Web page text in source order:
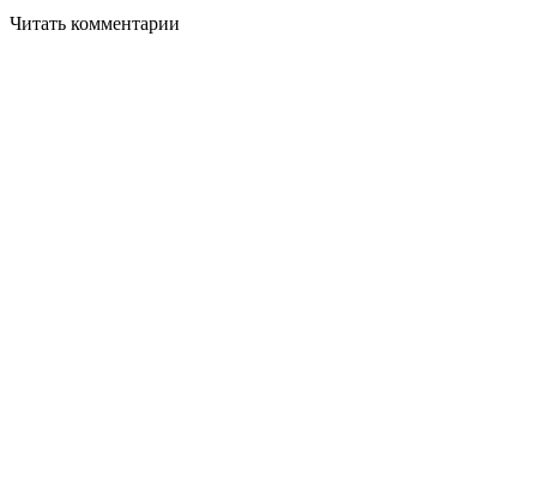
Читать комментарии